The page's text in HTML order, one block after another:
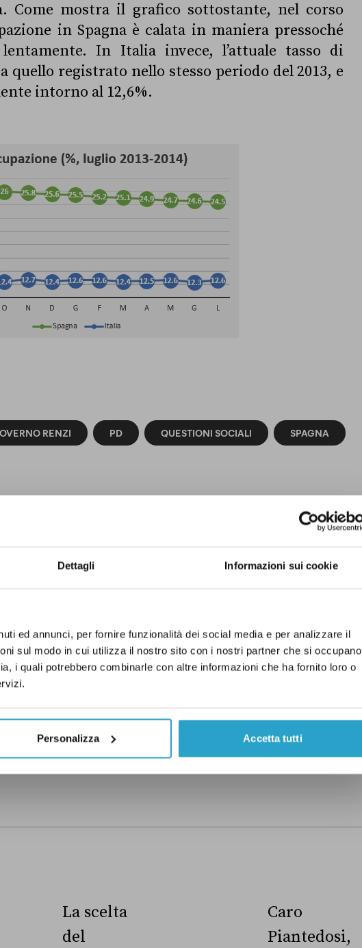
Dettagli Informazioni sui cookie
ed annunci, per fornire funzionalità dei social media e per analizzare il
sul modo in cui utilizza il nostro sito con i nostri partner che si occupano
i quali potrebbero combinarle con altre informazioni che ha fornito loro o
Personalizza Accetta tutti
Come mostra il grafico sottostante, nel corso
in Spagna è calata in maniera pressoché
In Italia invece, l’attuale tasso di
quello registrato nello stesso periodo del 2013, e
intorno al 12,6%.
RENZI PD QUESTIONI SOCIALI SPAGNA
La scelta
del
Caro
Piantedosi,